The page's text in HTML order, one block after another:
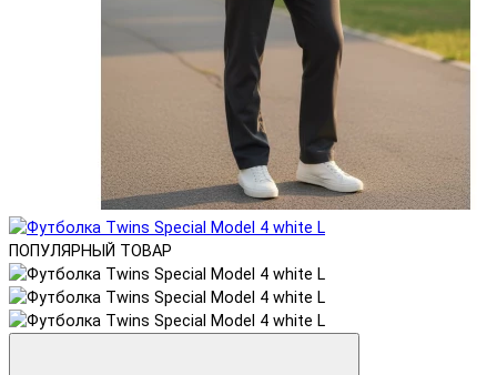
ПОПУЛЯРНЫЙ ТОВАР